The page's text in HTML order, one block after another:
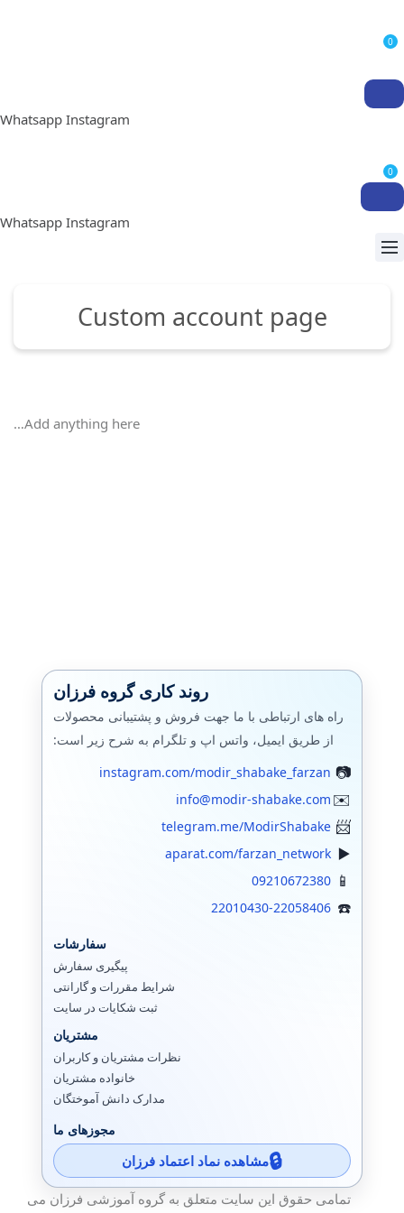
0
Whatsapp Instagram
0
Whatsapp Instagram
Custom account page
Add anything here…
روند کاری گروه فرزان
راه های ارتباطی با ما جهت فروش و پشتیبانی محصولات
از طریق ایمیل، واتس اپ و تلگرام به شرح زیر است:
instagram.com/modir_shabake_farzan
info@modir-shabake.com
telegram.me/ModirShabake
aparat.com/farzan_network
09210672380
22010430-22058406
سفارشات
پیگیری سفارش
شرایط مقررات و گارانتی
ثبت شکایات در سایت
مشتریان
نظرات مشتریان و کاربران
خانواده مشتریان
مدارک دانش آموختگان
مجوزهای ما
مشاهده نماد اعتماد فرزان
تمامی حقوق این سایت متعلق به گروه آموزشی فرزان می